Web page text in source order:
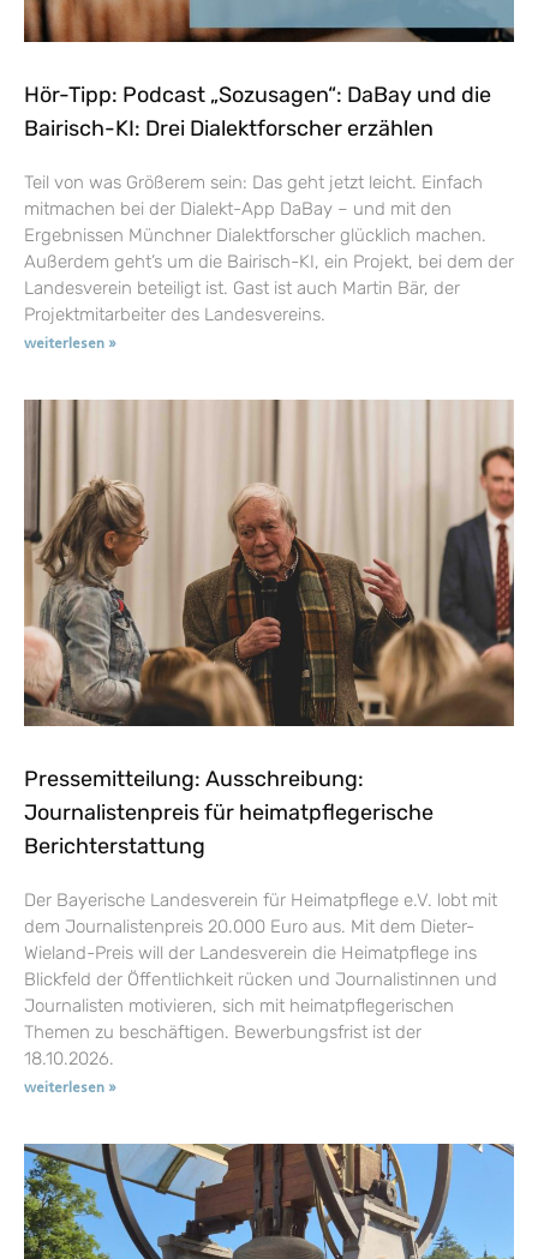
Hör-Tipp: Podcast „Sozusagen“: DaBay und die
Bairisch-KI: Drei Dialektforscher erzählen
Teil von was Größerem sein: Das geht jetzt leicht. Einfach
mitmachen bei der Dialekt-App DaBay – und mit den
Ergebnissen Münchner Dialektforscher glücklich machen.
Außerdem geht’s um die Bairisch-KI, ein Projekt, bei dem der
Landesverein beteiligt ist. Gast ist auch Martin Bär, der
Projektmitarbeiter des Landesvereins.
weiterlesen »
Pressemitteilung: Ausschreibung:
Journalistenpreis für heimatpflegerische
Berichterstattung
Der Bayerische Landesverein für Heimatpflege e.V. lobt mit
dem Journalistenpreis 20.000 Euro aus. Mit dem Dieter-
Wieland-Preis will der Landesverein die Heimatpflege ins
Blickfeld der Öffentlichkeit rücken und Journalistinnen und
Journalisten motivieren, sich mit heimatpflegerischen
Themen zu beschäftigen. Bewerbungsfrist ist der
18.10.2026.
weiterlesen »